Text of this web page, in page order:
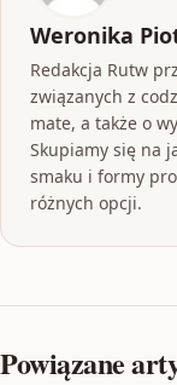
Weronika
Redakcja Rutw
związanych z
mate, a także o
Skupiamy się na
smaku i formy
różnych opcji.
Powiązane